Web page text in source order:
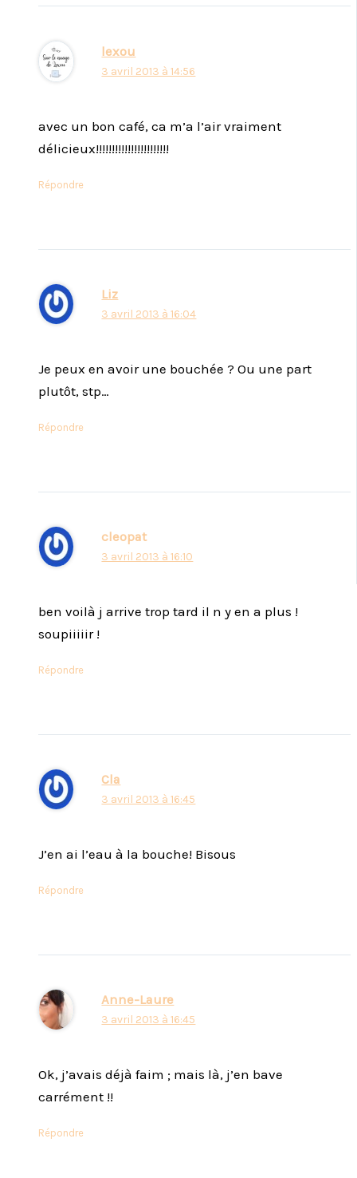
lexou
3 avril 2013 à 14:56
avec un bon café, ca m’a l’air vraiment
délicieux!!!!!!!!!!!!!!!!!!!!!!!
Répondre
Liz
3 avril 2013 à 16:04
Je peux en avoir une bouchée ? Ou une part
plutôt, stp…
Répondre
cleopat
3 avril 2013 à 16:10
ben voilà j arrive trop tard il n y en a plus !
soupiiiiir !
Répondre
Cla
3 avril 2013 à 16:45
J’en ai l’eau à la bouche! Bisous
Répondre
Anne-Laure
3 avril 2013 à 16:45
Ok, j’avais déjà faim ; mais là, j’en bave
carrément !!
Répondre